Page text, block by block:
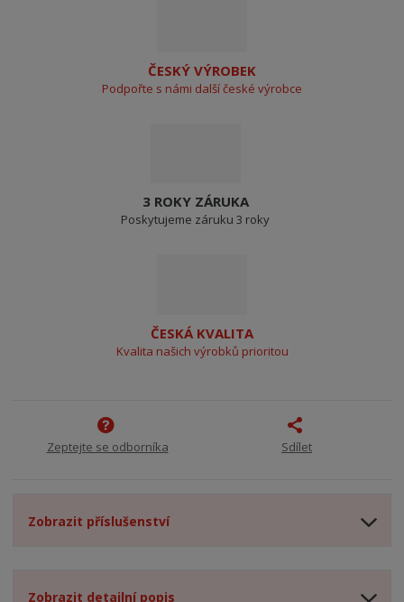
ČESKÝ VÝROBEK
Podpořte s námi další české výrobce
3 ROKY ZÁRUKA
Poskytujeme záruku 3 roky
ČESKÁ KVALITA
Kvalita našich výrobků prioritou
Zeptejte se odborníka Sdílet
Zobrazit příslušenství
Zobrazit detailní popis